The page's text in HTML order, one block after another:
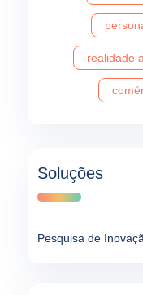
realidade
Soluções
Pesquisa de